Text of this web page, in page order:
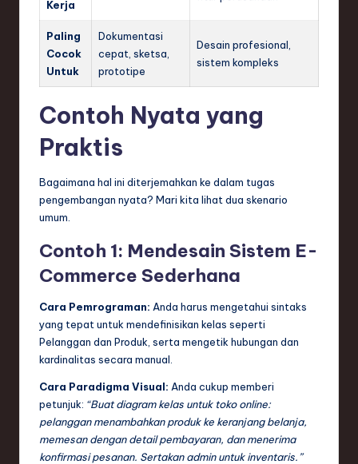
Kerja
Paling
Cocok
Untuk
Dokumentasi
cepat, sketsa,
prototipe
Desain profesional,
sistem kompleks
Contoh Nyata yang
Praktis
Bagaimana hal ini diterjemahkan ke dalam tugas
pengembangan nyata? Mari kita lihat dua skenario
umum.
Contoh 1: Mendesain Sistem E-
Commerce Sederhana
Cara Pemrograman: Anda harus mengetahui sintaks
yang tepat untuk mendefinisikan kelas seperti
Pelanggan dan Produk, serta mengetik hubungan dan
kardinalitas secara manual.
Cara Paradigma Visual: Anda cukup memberi
petunjuk: “Buat diagram kelas untuk toko online:
pelanggan menambahkan produk ke keranjang belanja,
memesan dengan detail pembayaran, dan menerima
konfirmasi pesanan. Sertakan admin untuk inventaris.”